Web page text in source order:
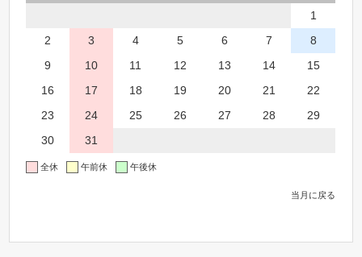
1
2
3 4 5 6 7
8
9
10 11 12 13 14
15
16
17 18 19 20 21
22
23
24 25 26 27 28
29
30
31
全休 午前休 午後休
当月に戻る